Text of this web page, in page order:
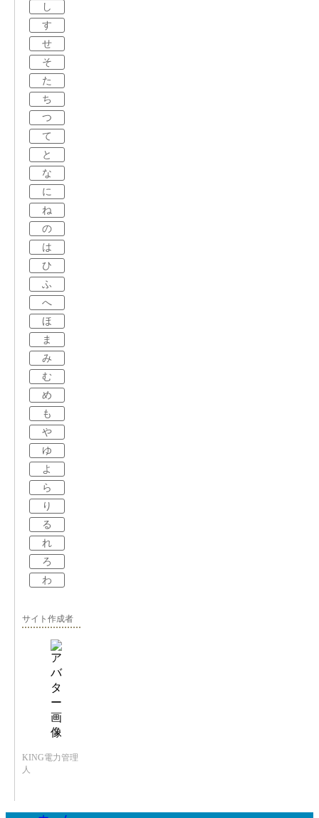
し
す
せ
そ
た
ち
つ
て
と
な
に
ね
の
は
ひ
ふ
へ
ほ
ま
み
む
め
も
や
ゆ
よ
ら
り
る
れ
ろ
わ
サイト作成者
KING電力管理
人